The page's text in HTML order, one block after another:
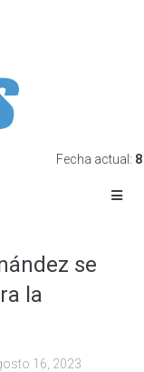
Fecha actual:
se
la
16, 2023